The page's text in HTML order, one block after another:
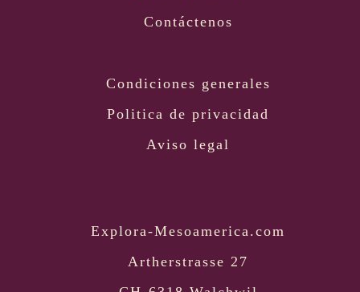
Contáctenos
Condiciones generales
Politica de privacidad
Aviso legal
Explora-Mesoamerica.com
Artherstrasse 27